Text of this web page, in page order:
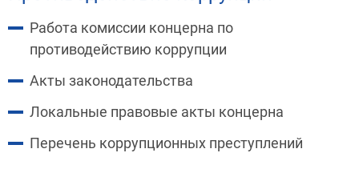
Работа комиссии концерна по
противодействию коррупции
Акты законодательства
Локальные правовые акты концерна
Перечень коррупционных преступлений